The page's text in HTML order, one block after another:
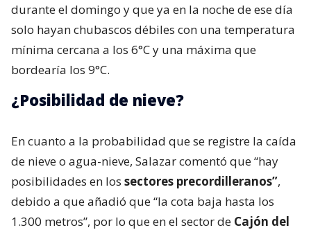
durante el domingo y que ya en la noche de ese día
solo hayan chubascos débiles con una temperatura
mínima cercana a los 6°C y una máxima que
bordearía los 9°C.
¿Posibilidad de nieve?
En cuanto a la probabilidad que se registre la caída
de nieve o agua-nieve, Salazar comentó que “hay
posibilidades en los sectores precordilleranos”,
debido a que añadió que “la cota baja hasta los
1.300 metros”, por lo que en el sector de Cajón del